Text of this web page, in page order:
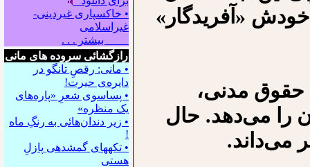
• خاکسپاری غیردینی-
غیراسلامی
بیشتر . . .
رازگشائی سروده های مانی
• مانی: رقصِ تانگو در
دایره‌ی حیرت!
• پساسوی شعرِ «پاره‌های
یک منظره»
• زیر دندان‌هائی به رنگِ ماه
!
• تکه⁪های گمشده⁪ی پازلِ
هستی
«آفریدگار»
حقوق مدنی،
را می‌دهد. حال
می‌داند.